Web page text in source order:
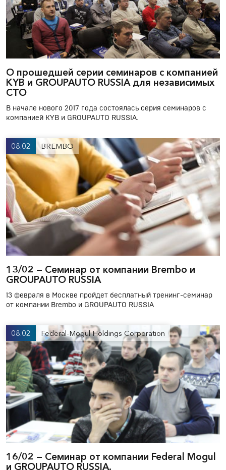
О прошедшей серии семинаров с компанией
KYB и GROUPAUTO RUSSIA для независимых
СТО
В начале нового 2017 года состоялась серия семинаров с
компанией KYB и GROUPAUTO RUSSIA.
08.02 BREMBO
13/02 — Cеминар от компании Brembo и
GROUPAUTO RUSSIA
13 февраля в Москве пройдет бесплатный тренинг-семинар
от компании Brembo и GROUPAUTO RUSSIA
08.02 Federal-Mogul Holdings Corporation
16/02 — Cеминар от компании Federal Mogul
и GROUPAUTO RUSSIA.